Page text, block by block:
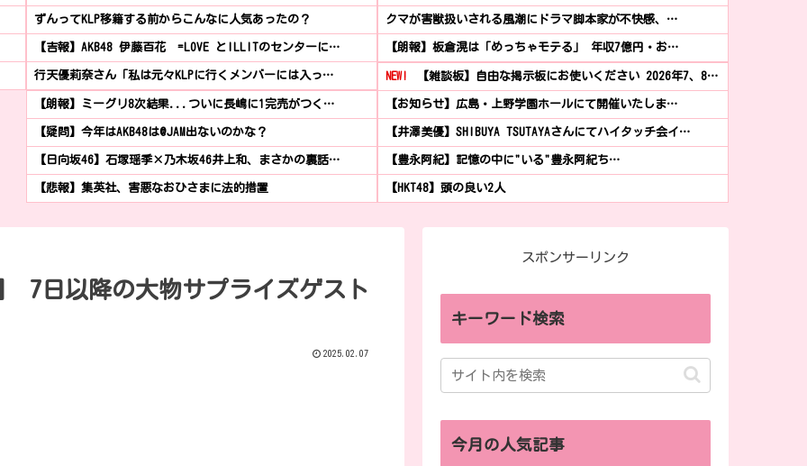
ずんってKLP移籍する前からこんなに人気あったの？
【吉報】AKB48 伊藤百花 =LOVE とILLITのセンターに…
行天優莉奈さん「私は元々KLPに行くメンバーには入っ…
【朗報】ミーグリ8次結果...ついに長嶋に1完売がつく…
【疑問】今年はAKB48は@JAM出ないのかな？
【日向坂46】石塚瑶季×乃木坂46井上和、まさかの裏話…
【悲報】集英社、害悪なおひさまに法的措置
クマが害獣扱いされる風潮にドラマ脚本家が不快感、…
【朗報】板倉滉は「めっちゃモテる」 年収7億円・お…
NEW! 【雑談板】自由な掲示板にお使いください 2026年7、8…
【お知らせ】広島・上野学園ホールにて開催いたしま…
【井澤美優】SHIBUYA TSUTAYAさんにてハイタッチ会イ…
【豊永阿紀】記憶の中に"いる"豊永阿紀ち…
【HKT48】頭の良い2人
7日以降の大物サプライズゲスト
2025.02.07
スポンサーリンク
キーワード検索
今月の人気記事